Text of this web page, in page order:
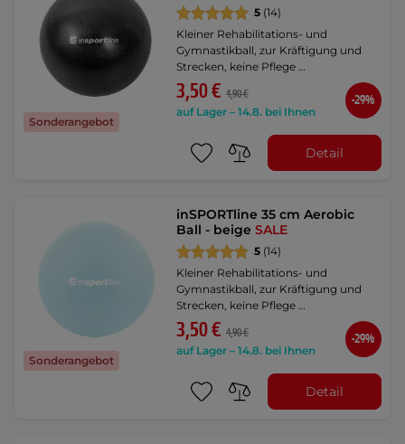
Sonderangebot
5 (14)
Kleiner Rehabilitations- und
Gymnastikball, zur Kräftigung und
Strecken, keine Pflege …
3,50 € 4,90 €
auf Lager – 14.8. bei Ihnen
-29%
Detail
Sonderangebot
inSPORTline 35 cm Aerobic
Ball - beigeSALE
5 (14)
Kleiner Rehabilitations- und
Gymnastikball, zur Kräftigung und
Strecken, keine Pflege …
3,50 € 4,90 €
auf Lager – 14.8. bei Ihnen
-29%
Detail